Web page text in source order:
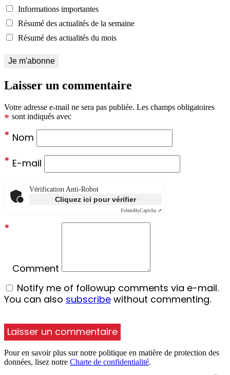
Informations importantes
Résumé des actualités de la semaine
Résumé des actualités du mois
Laisser un commentaire
Votre adresse e-mail ne sera pas publiée. Les champs obligatoires
sont indiqués avec
*
Nom
*
E-mail
*
Vérification Anti-Robot
Cliquez ici pour vérifier
FriendlyCaptcha ⇗
Comment
*
Notify me of followup comments via e-mail.
You can also subscribe without commenting.
Pour en savoir plus sur notre politique en matière de protection des
données, lisez notre Charte de confidentialité.